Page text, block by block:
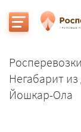
Росперевозки
Негабарит
Йошкар-Ола